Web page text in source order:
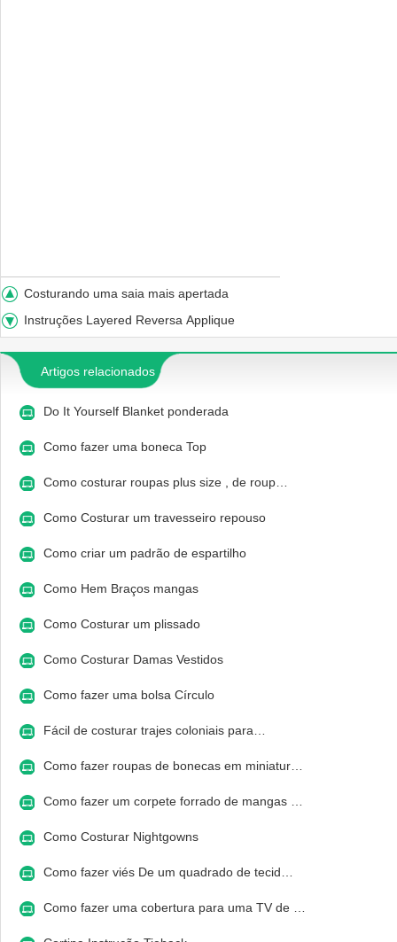
Costurando uma saia mais apertada
Instruções Layered Reversa Applique
Artigos relacionados
Do It Yourself Blanket ponderada
Como fazer uma boneca Top
Como costurar roupas plus size , de roup…
Como Costurar um travesseiro repouso
Como criar um padrão de espartilho
Como Hem Braços mangas
Como Costurar um plissado
Como Costurar Damas Vestidos
Como fazer uma bolsa Círculo
Fácil de costurar trajes coloniais para…
Como fazer roupas de bonecas em miniatur…
Como fazer um corpete forrado de mangas …
Como Costurar Nightgowns
Como fazer viés De um quadrado de tecid…
Como fazer uma cobertura para uma TV de …